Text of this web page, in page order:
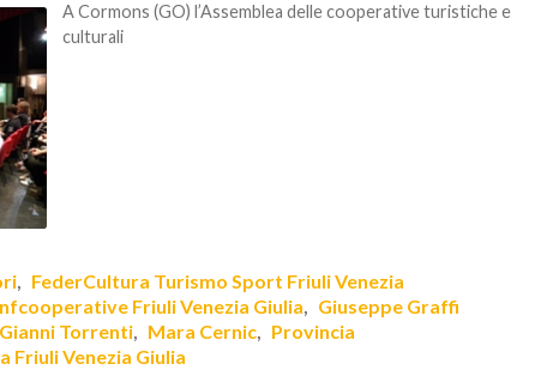
A Cormons (GO) l’Assemblea delle cooperative turistiche e
culturali
, FederCultura Turismo Sport Friuli Venezia
Friuli Venezia Giulia, Giuseppe Graffi
Gianni Torrenti, Mara Cernic, Provincia
Friuli Venezia Giulia